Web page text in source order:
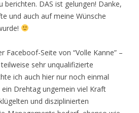
berichten. DAS ist gelungen! Danke,
und auch auf meine Wünsche
Faceboof-Seite von “Volle Kanne” –
sehr unqualifizierte
ich auch hier nur noch einmal
Drehtag ungemein viel Kraft
und disziplinierten